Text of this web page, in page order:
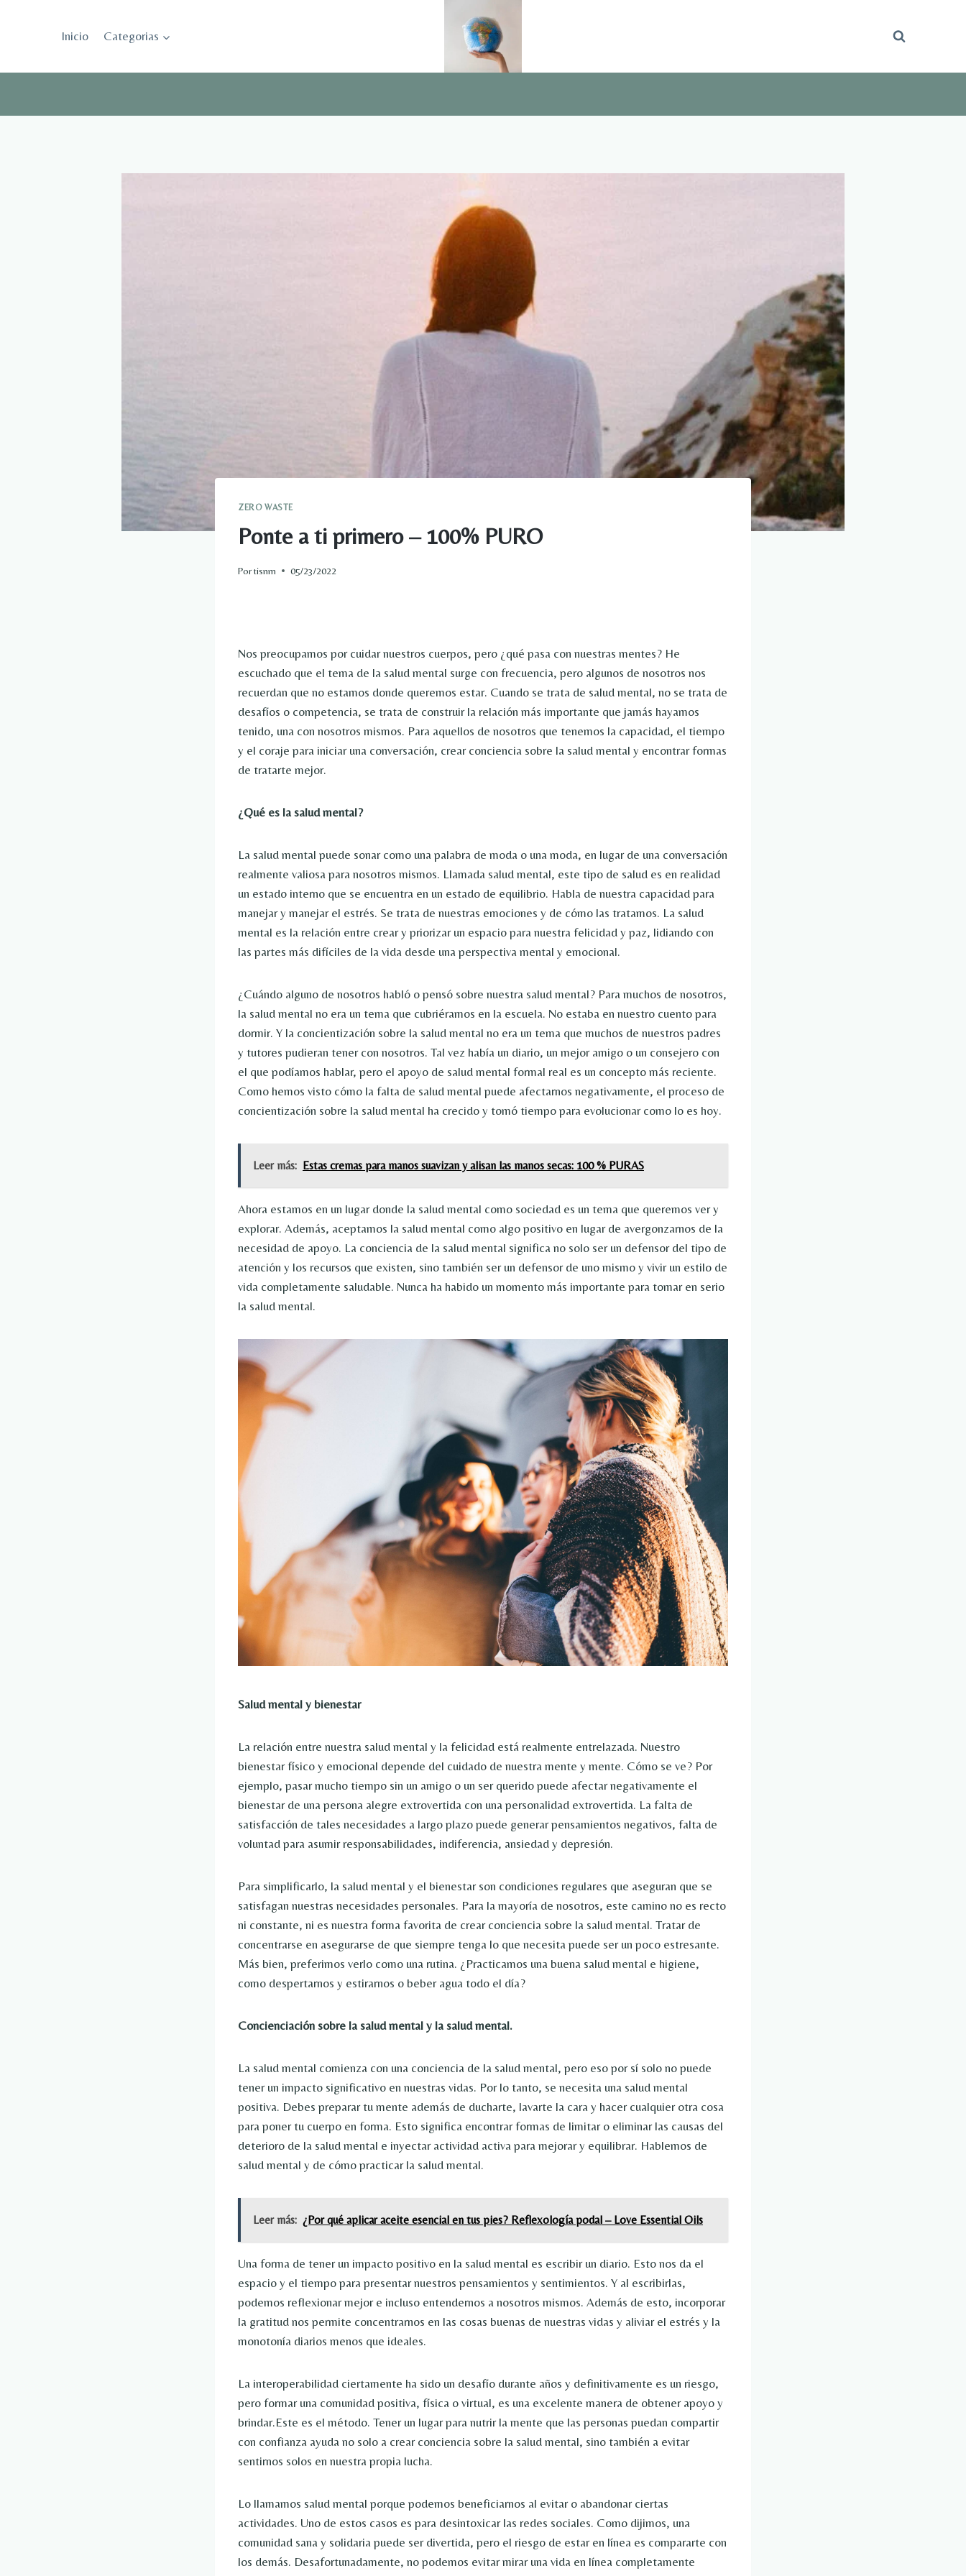
Inicio Categorias
ZERO WASTE
Ponte a ti primero – 100% PURO
Portisnm 05/23/2022
Nos preocupamos por cuidar nuestros cuerpos, pero ¿qué pasa con nuestras mentes? He
escuchado que el tema de la salud mental surge con frecuencia, pero algunos de nosotros nos
recuerdan que no estamos donde queremos estar. Cuando se trata de salud mental, no se trata de
desafíos o competencia, se trata de construir la relación más importante que jamás hayamos
tenido, una con nosotros mismos. Para aquellos de nosotros que tenemos la capacidad, el tiempo
y el coraje para iniciar una conversación, crear conciencia sobre la salud mental y encontrar formas
de tratarte mejor.
¿Qué es la salud mental?
La salud mental puede sonar como una palabra de moda o una moda, en lugar de una conversación
realmente valiosa para nosotros mismos. Llamada salud mental, este tipo de salud es en realidad
un estado interno que se encuentra en un estado de equilibrio. Habla de nuestra capacidad para
manejar y manejar el estrés. Se trata de nuestras emociones y de cómo las tratamos. La salud
mental es la relación entre crear y priorizar un espacio para nuestra felicidad y paz, lidiando con
las partes más difíciles de la vida desde una perspectiva mental y emocional.
¿Cuándo alguno de nosotros habló o pensó sobre nuestra salud mental? Para muchos de nosotros,
la salud mental no era un tema que cubriéramos en la escuela. No estaba en nuestro cuento para
dormir. Y la concientización sobre la salud mental no era un tema que muchos de nuestros padres
y tutores pudieran tener con nosotros. Tal vez había un diario, un mejor amigo o un consejero con
el que podíamos hablar, pero el apoyo de salud mental formal real es un concepto más reciente.
Como hemos visto cómo la falta de salud mental puede afectarnos negativamente, el proceso de
concientización sobre la salud mental ha crecido y tomó tiempo para evolucionar como lo es hoy.
Leer más: Estas cremas para manos suavizan y alisan las manos secas: 100 % PURAS
Ahora estamos en un lugar donde la salud mental como sociedad es un tema que queremos ver y
explorar. Además, aceptamos la salud mental como algo positivo en lugar de avergonzarnos de la
necesidad de apoyo. La conciencia de la salud mental significa no solo ser un defensor del tipo de
atención y los recursos que existen, sino también ser un defensor de uno mismo y vivir un estilo de
vida completamente saludable. Nunca ha habido un momento más importante para tomar en serio
la salud mental.
Salud mental y bienestar
La relación entre nuestra salud mental y la felicidad está realmente entrelazada. Nuestro
bienestar físico y emocional depende del cuidado de nuestra mente y mente. Cómo se ve? Por
ejemplo, pasar mucho tiempo sin un amigo o un ser querido puede afectar negativamente el
bienestar de una persona alegre extrovertida con una personalidad extrovertida. La falta de
satisfacción de tales necesidades a largo plazo puede generar pensamientos negativos, falta de
voluntad para asumir responsabilidades, indiferencia, ansiedad y depresión.
Para simplificarlo, la salud mental y el bienestar son condiciones regulares que aseguran que se
satisfagan nuestras necesidades personales. Para la mayoría de nosotros, este camino no es recto
ni constante, ni es nuestra forma favorita de crear conciencia sobre la salud mental. Tratar de
concentrarse en asegurarse de que siempre tenga lo que necesita puede ser un poco estresante.
Más bien, preferimos verlo como una rutina. ¿Practicamos una buena salud mental e higiene,
como despertarnos y estirarnos o beber agua todo el día?
Concienciación sobre la salud mental y la salud mental.
La salud mental comienza con una conciencia de la salud mental, pero eso por sí solo no puede
tener un impacto significativo en nuestras vidas. Por lo tanto, se necesita una salud mental
positiva. Debes preparar tu mente además de ducharte, lavarte la cara y hacer cualquier otra cosa
para poner tu cuerpo en forma. Esto significa encontrar formas de limitar o eliminar las causas del
deterioro de la salud mental e inyectar actividad activa para mejorar y equilibrar. Hablemos de
salud mental y de cómo practicar la salud mental.
Leer más: ¿Por qué aplicar aceite esencial en tus pies? Reflexología podal – Love Essential Oils
Una forma de tener un impacto positivo en la salud mental es escribir un diario. Esto nos da el
espacio y el tiempo para presentar nuestros pensamientos y sentimientos. Y al escribirlas,
podemos reflexionar mejor e incluso entendernos a nosotros mismos. Además de esto, incorporar
la gratitud nos permite concentrarnos en las cosas buenas de nuestras vidas y aliviar el estrés y la
monotonía diarios menos que ideales.
La interoperabilidad ciertamente ha sido un desafío durante años y definitivamente es un riesgo,
pero formar una comunidad positiva, física o virtual, es una excelente manera de obtener apoyo y
brindar.Este es el método. Tener un lugar para nutrir la mente que las personas puedan compartir
con confianza ayuda no solo a crear conciencia sobre la salud mental, sino también a evitar
sentirnos solos en nuestra propia lucha.
Lo llamamos salud mental porque podemos beneficiarnos al evitar o abandonar ciertas
actividades. Uno de estos casos es para desintoxicar las redes sociales. Como dijimos, una
comunidad sana y solidaria puede ser divertida, pero el riesgo de estar en línea es compararte con
los demás. Desafortunadamente, no podemos evitar mirar una vida en línea completamente